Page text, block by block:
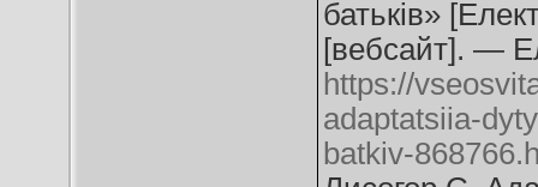
батьків»
[вебсайт]. —
https://
adaptatsiia-
batkiv-